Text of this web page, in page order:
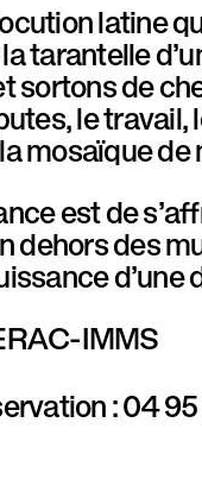
latine
tarantelle
sortons de
le
mosaïque de
est de
dehors des
d’une
IMMS
: 04